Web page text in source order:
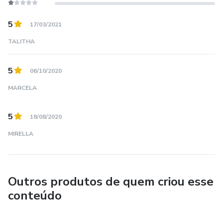
5 17/03/2021
TALITHA
5 06/10/2020
MARCELA
5 18/08/2020
MIRELLA
Outros produtos de quem criou esse
conteúdo